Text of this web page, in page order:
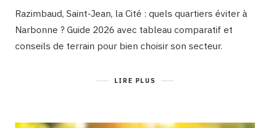
Razimbaud, Saint-Jean, la Cité : quels quartiers éviter à
Narbonne ? Guide 2026 avec tableau comparatif et
conseils de terrain pour bien choisir son secteur.
LIRE PLUS